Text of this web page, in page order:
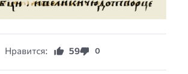
Нравится: 59 0